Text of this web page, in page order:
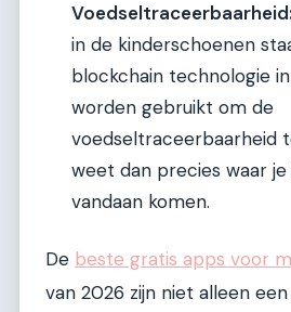
Voedseltraceerbaarheid:
in de kinderschoenen
blockchain technologie
worden gebruikt om de
voedseltraceerbaarheid
weet dan precies waar
vandaan komen.
De beste gratis apps voor
van 2026 zijn niet alleen